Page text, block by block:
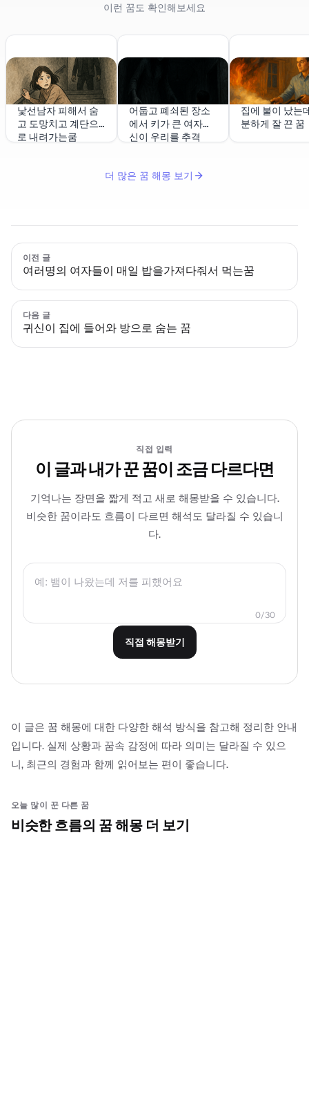
이런 꿈도 확인해보세요
낯선남자 피해서 숨
고 도망치고 계단으
로 내려가는쿰
어둡고 폐쇠된 장소
에서 키가 큰 여자귀
신이 우리를 추격
집에 불이 났는
분하게 잘 끈 꿈
더 많은 꿈 해몽 보기
이전 글
여러명의 여자들이 매일 밥을가져다줘서 먹는꿈
다음 글
귀신이 집에 들어와 방으로 숨는 꿈
직접 입력
이 글과 내가 꾼 꿈이 조금 다르다면
기억나는 장면을 짧게 적고 새로 해몽받을 수 있습니다.
비슷한 꿈이라도 흐름이 다르면 해석도 달라질 수 있습니
다.
0/30
직접 해몽받기
이 글은 꿈 해몽에 대한 다양한 해석 방식을 참고해 정리한 안내
입니다. 실제 상황과 꿈속 감정에 따라 의미는 달라질 수 있으
니, 최근의 경험과 함께 읽어보는 편이 좋습니다.
오늘 많이 꾼 다른 꿈
비슷한 흐름의 꿈 해몽 더 보기